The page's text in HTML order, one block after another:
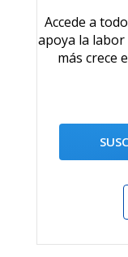
Accede a
apoya la
más crece